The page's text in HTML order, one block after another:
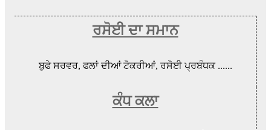
ਰਸੋਈ ਦਾ ਸਮਾਨ
ਬੁਫੇ ਸਰਵਰ, ਫਲਾਂ ਦੀਆਂ ਟੋਕਰੀਆਂ, ਰਸੋਈ ਪ੍ਰਬੰਧਕ ......
ਕੰਧ ਕਲਾ